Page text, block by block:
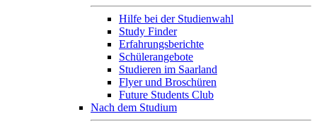
Hilfe bei der Studienwahl
Study Finder
Erfahrungsberichte
Schülerangebote
Studieren im Saarland
Flyer und Broschüren
Future Students Club
Nach dem Studium